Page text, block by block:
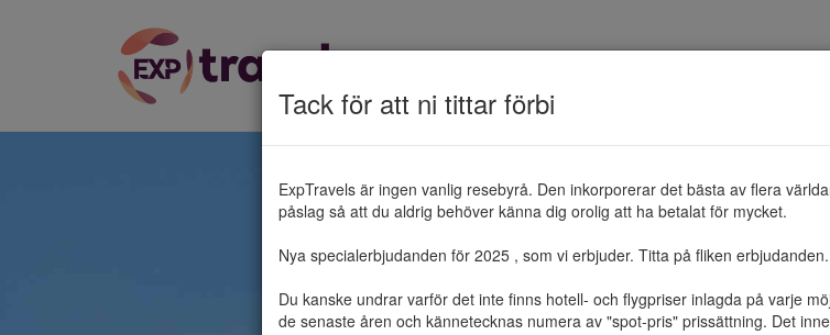
Tack för att ni tittar förbi
ExpTravels är ingen vanlig resebyrå. Den inkorporerar det bästa av flera
påslag så att du aldrig behöver känna dig orolig att ha betalat för mycket.
Nya specialerbjudanden för 2025 , som vi erbjuder. Titta på fliken erbjudanden.
Du kanske undrar varför det inte finns hotell- och flygpriser inlagda på varje
de senaste åren och kännetecknas numera av "spot-pris" prissättning. Det